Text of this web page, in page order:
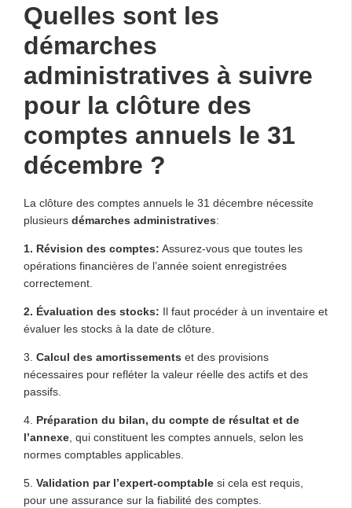
Quelles sont les
démarches
administratives à suivre
pour la clôture des
comptes annuels le 31
décembre ?
La clôture des comptes annuels le 31 décembre nécessite
plusieurs démarches administratives:
1. Révision des comptes: Assurez-vous que toutes les
opérations financières de l’année soient enregistrées
correctement.
2. Évaluation des stocks: Il faut procéder à un inventaire et
évaluer les stocks à la date de clôture.
3. Calcul des amortissements et des provisions
nécessaires pour refléter la valeur réelle des actifs et des
passifs.
4. Préparation du bilan, du compte de résultat et de
l’annexe , qui constituent les comptes annuels, selon les
normes comptables applicables.
5. Validation par l’expert-comptable si cela est requis,
pour une assurance sur la fiabilité des comptes.